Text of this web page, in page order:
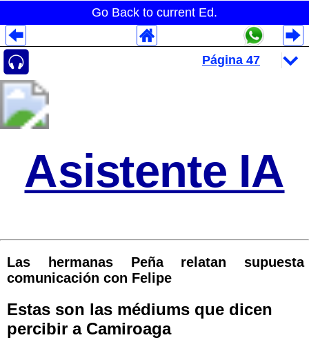
Go Back to current Ed.
Asistente IA
Las hermanas Peña relatan supuesta
comunicación con Felipe
Estas son las médiums que dicen
percibir a Camiroaga
Despliegues Analytics
Despliegues Totales
Despliegues por Rubros